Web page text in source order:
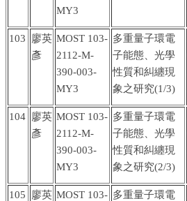
MY3
103
廖英
彥
MOST 103-
2112-M-
390-003-
MY3
多重量子環電
子能態、光學
性質和糾纏現
象之研究(1/3)
104
廖英
彥
MOST 103-
2112-M-
390-003-
MY3
多重量子環電
子能態、光學
性質和糾纏現
象之研究(2/3)
105
廖英 MOST 103- 多重量子環電